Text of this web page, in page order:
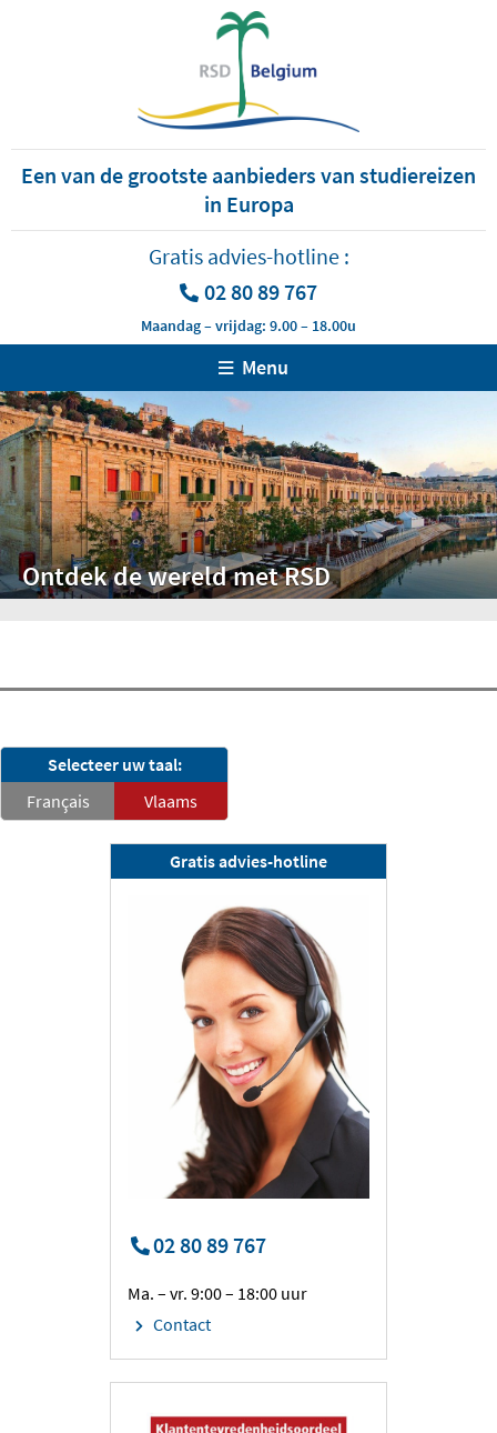
Een van de grootste aanbieders van studiereizen
in Europa
Gratis advies-hotline :
02 80 89 767
Maandag – vrijdag: 9.00 – 18.00u
Menu
Ontdek de wereld met RSD
Selecteer uw taal:
Français
Vlaams
Gratis advies-hotline
02 80 89 767
Ma. – vr. 9:00 – 18:00 uur
Contact